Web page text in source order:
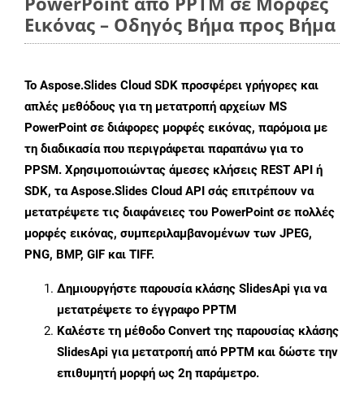
Εικόνας – Οδηγός Βήμα προς Βήμα
Το Aspose.Slides Cloud SDK προσφέρει γρήγορες και
απλές μεθόδους για τη μετατροπή αρχείων MS
PowerPoint σε διάφορες μορφές εικόνας, παρόμοια με
τη διαδικασία που περιγράφεται παραπάνω για το
PPSM. Χρησιμοποιώντας άμεσες κλήσεις REST API ή
SDK, τα Aspose.Slides Cloud API σάς επιτρέπουν να
μετατρέψετε τις διαφάνειες του PowerPoint σε πολλές
μορφές εικόνας, συμπεριλαμβανομένων των JPEG,
PNG, BMP, GIF και TIFF.
Δημιουργήστε παρουσία κλάσης SlidesApi για να
μετατρέψετε το έγγραφο PPTM
Καλέστε τη μέθοδο Convert της παρουσίας κλάσης
SlidesApi για μετατροπή από PPTM και δώστε την
επιθυμητή μορφή ως 2η παράμετρο.